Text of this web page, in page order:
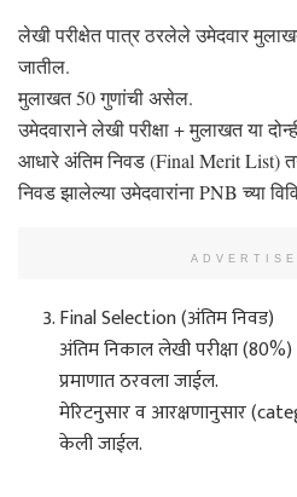
लेखी परीक्षेत पात्र ठरलेले उमेदवार
जातील.
मुलाखत 50 गुणांची असेल.
उमेदवाराने लेखी परीक्षा + मुलाखत या
आधारे अंतिम निवड (Final Merit List)
निवड झालेल्या उमेदवारांना PNB च्या
Final Selection (अंतिम निवड)
अंतिम निकाल लेखी परीक्षा
प्रमाणात ठरवला जाईल.
मेरिटनुसार व आरक्षणानुसार
केली जाईल.